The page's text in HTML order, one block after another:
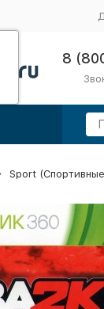
8
Sport